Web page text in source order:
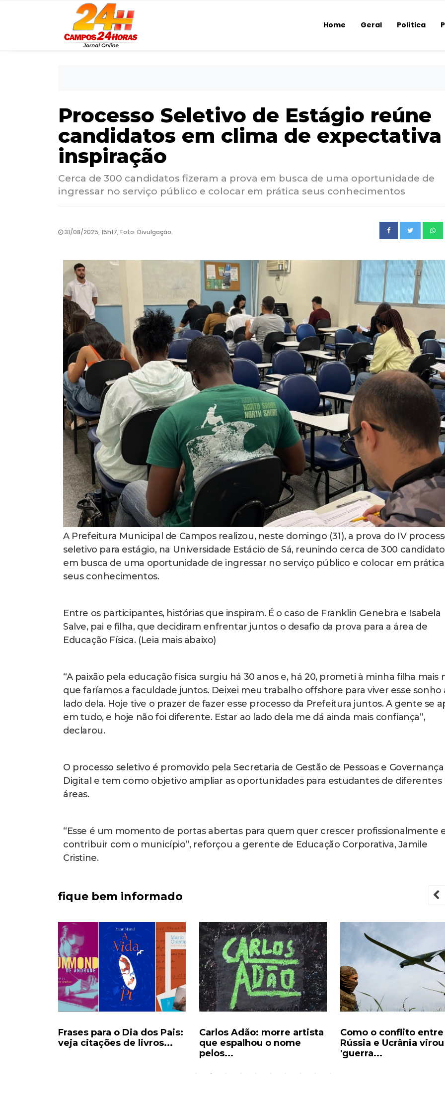
Home Geral Política
Processo Seletivo de Estágio reúne
candidatos em clima de
inspiração
Cerca de 300 candidatos fizeram a prova em busca de uma oportunidade de
ingressar no serviço público e colocar em prática seus conhecimentos
31/08/2025, 15h17, Foto: Divulgação.
A Prefeitura Municipal de Campos realizou, neste domingo (31), a prova do IV
seletivo para estágio, na Universidade Estácio de Sá, reunindo cerca de 300
em busca de uma oportunidade de ingressar no serviço público e colocar em prática
seus conhecimentos.
Entre os participantes, histórias que inspiram. É o caso de Franklin Genebra e Isabela
Salve, pai e filha, que decidiram enfrentar juntos o desafio da prova para a área de
Educação Física. (Leia mais abaixo)
“A paixão pela educação física surgiu há 30 anos e, há 20, prometi à minha filha mais
que faríamos a faculdade juntos. Deixei meu trabalho offshore para viver esse sonho
lado dela. Hoje tive o prazer de fazer esse processo da Prefeitura juntos. A gente se
em tudo, e hoje não foi diferente. Estar ao lado dela me dá ainda mais confiança”,
declarou.
O processo seletivo é promovido pela Secretaria de Gestão de Pessoas e Governança
Digital e tem como objetivo ampliar as oportunidades para estudantes de diferentes
áreas.
“Esse é um momento de portas abertas para quem quer crescer profissionalmente
contribuir com o município”, reforçou a gerente de Educação Corporativa, Jamile
Cristine.
fique bem informado
Frases para o Dia dos Pais:
veja citações de livros...
Carlos Adão: morre artista
que espalhou o nome
pelos...
Como o conflito entre
Rússia e Ucrânia virou
'guerra...